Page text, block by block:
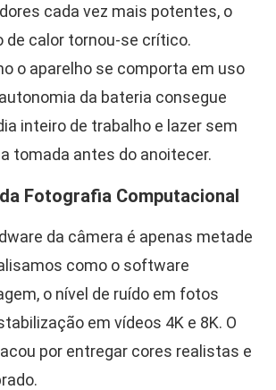
cada vez mais potentes, o
de calor tornou-se crítico.
o aparelho se comporta em uso
da bateria consegue
inteiro de trabalho e lazer sem
tomada antes do anoitecer.
Fotografia Computacional
da câmera é apenas metade
como o software
o nível de ruído em fotos
em vídeos 4K e 8K. O
por entregar cores realistas e